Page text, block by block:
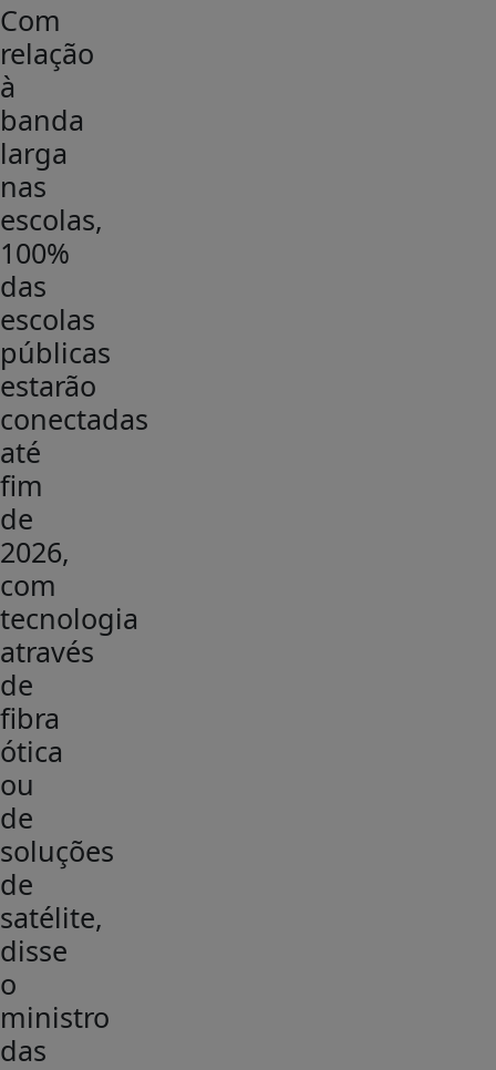
Com
relação
à
banda
larga
nas
escolas,
100%
das
escolas
públicas
estarão
conectadas
até
fim
de
2026,
com
tecnologia
através
de
fibra
ótica
ou
de
soluções
de
satélite,
disse
o
ministro
das